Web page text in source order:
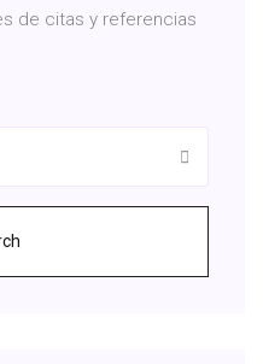
de citas y referencias